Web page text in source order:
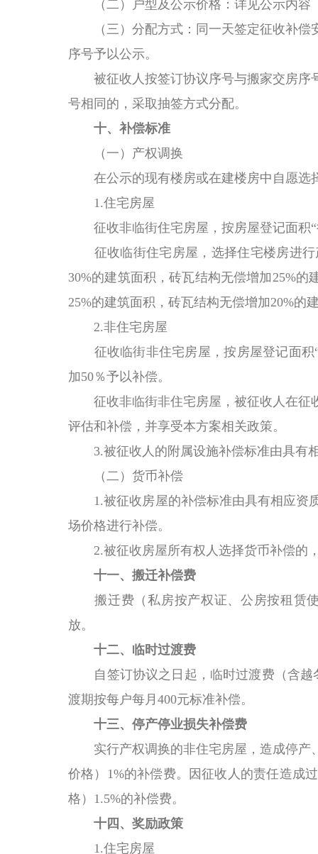
（二）户型及公示价格：详见公示内
（三）分配方式： 同一天签定征收补
序号予以公示。
被征收人按签订协议序号与搬家交房
号相同的，采取抽签方式分配。
十、补偿标准
（一）产权调换
在公示的现有楼房或在建楼房中自愿
1.住宅房屋
征收非临街住宅房屋，按房屋登记面积
征收临街住宅房屋，选择住宅楼房进
30%的建筑面积，砖瓦结构无偿增加25%
25%的建筑面积，砖瓦结构无偿增加20%的
2.非住宅房屋
征收临街非住宅房屋，按房屋登记面积
加50％予以补偿。
征收非临街非住宅房屋，被征收人在
评估和补偿，并享受本方案相关政策。
3.被征收人的附属设施补偿标准由具有
（二）货币补偿
1.被征收房屋的补偿标准由具有相应资
场价格进行补偿。
2.被征收房屋所有权人选择货币补偿的
十一、搬迁补偿费
搬迁费（私房按产权证、公房按租赁
放。
十二、 临时过渡费
自签订协议之日起，临时过渡费（含
渡期按每户每月400元标准补偿。
十三、停产停业损失补偿费
实行产权调换的非住宅房屋，造成停
价格）1%的补偿费。因征收人的责任造成
格）1.5%的补偿费。
十四、 奖励政策
1.住宅房屋